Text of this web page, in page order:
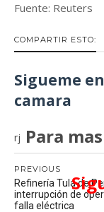
Fuente: Reuters
COMPARTIR ESTO:
Sigueme
camara
Para
rj
PREVIOUS
Refinería Tula de
interrupción de
falla eléctrica